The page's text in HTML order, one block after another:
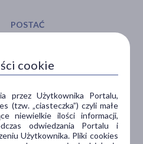
POSTAĆ
PROBLEM
suchość
wiotkość skóry
zmarszczki
cookie
przez Użytkownika Portalu,
(tzw. „ciasteczka”) czyli małe
niewielkie ilości informacji,
odwiedzania Portalu i
Użytkownika. Pliki cookies